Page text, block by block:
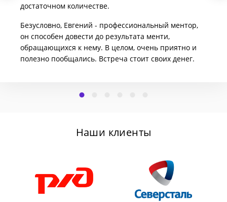
достаточном количестве.
Безусловно, Евгений - профессиональный ментор,
он способен довести до результата менти,
обращающихся к нему. В целом, очень приятно и
полезно пообщались. Встреча стоит своих денег.
Наши клиенты